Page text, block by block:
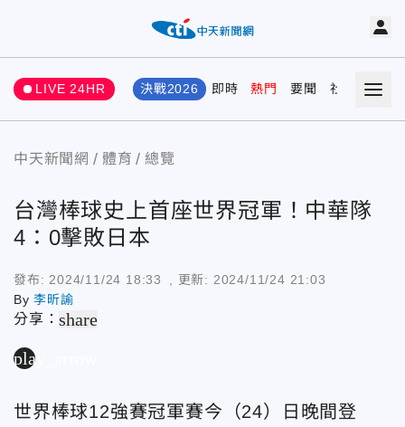
LIVE 24HR 決戰2026 即時 熱門 要聞 社會 娛樂
中天新聞網 體育 總覽
台灣棒球史上首座世界冠軍！中華隊
4：0擊敗日本
發布: 2024/11/24 18:33 , 更新: 2024/11/24 21:03
By李昕諭
分享：share
play_arrow
世界棒球12強賽冠軍賽今（24）日晚間登